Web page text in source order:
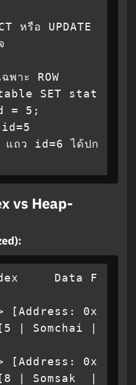
หรือ UPDATE
าะ ROW
SET stat
= 5;
แถว id=6 ได้ปก
vs Heap-
Data F
0x
| Somchai |
0x
| Somsak  |